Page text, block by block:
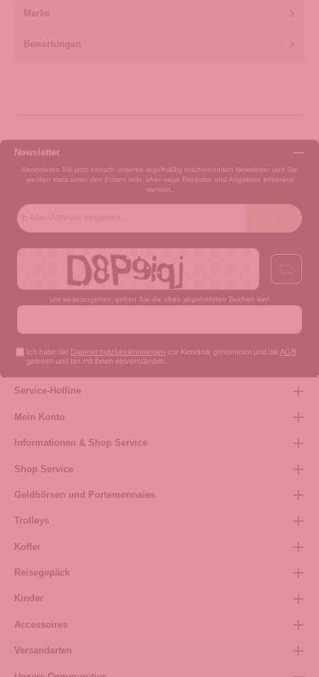
Marke
Bewertungen
Newsletter
Abonnieren Sie jetzt einfach unseren regelmäßig erscheinenden Newsletter und Sie
werden stets unter den Ersten sein, über neue Produkte und Angebote informiert
werden.
Um weiterzugehen, geben Sie die oben abgebildeten Zeichen ein*
Ich habe die Datenschutzbestimmungen zur Kenntnis genommen und die AGB
gelesen und bin mit ihnen einverstanden.
Service-Hotline
Mein Konto
Informationen & Shop Service
Shop Service
Geldbörsen und Portemonnaies
Trolleys
Koffer
Reisegepäck
Kinder
Accessoires
Versandarten